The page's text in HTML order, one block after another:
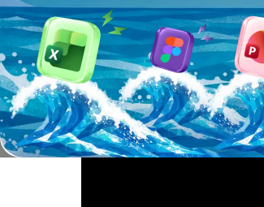
Работа
студента